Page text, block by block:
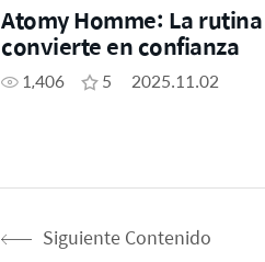
Atomy Homme: La rutina
convierte en confianza
1,406 5 2025.11.02
Siguiente Contenido